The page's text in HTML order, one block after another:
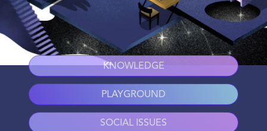
KNOWLEDGE
PLAYGROUND
SOCIAL ISSUES